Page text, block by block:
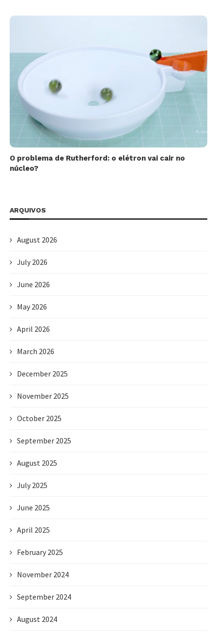
O problema de Rutherford: o elétron vai cair no
núcleo?
ARQUIVOS
August 2026
July 2026
June 2026
May 2026
April 2026
March 2026
December 2025
November 2025
October 2025
September 2025
August 2025
July 2025
June 2025
April 2025
February 2025
November 2024
September 2024
August 2024